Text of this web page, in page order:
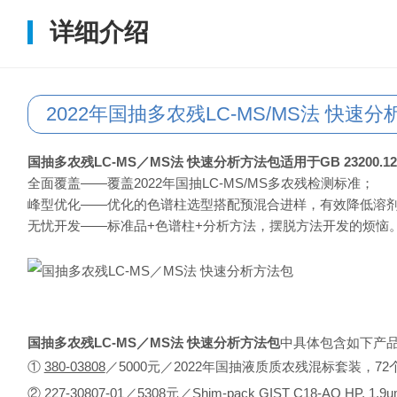
详细介绍
2022年国抽多农残LC-MS/MS法 快速分
国抽多农残LC-MS／MS法 快速分析方法包适用于GB
全面覆盖——覆盖2022年国抽LC-MS/MS多农残检测标准；
峰型优化——优化的色谱柱选型搭配预混合进样，有效降低溶
无忧开发——标准品+色谱柱+分析方法，摆脱方法开发的烦恼
国抽多农残LC-MS／MS法 快速分析方法包中具体包含如下产
① 380-03808／5000元／2022年国抽液质质农残混标套装，
② 227-30807-01 ／5308元／Shim-pack GIST C18-AQ HP,